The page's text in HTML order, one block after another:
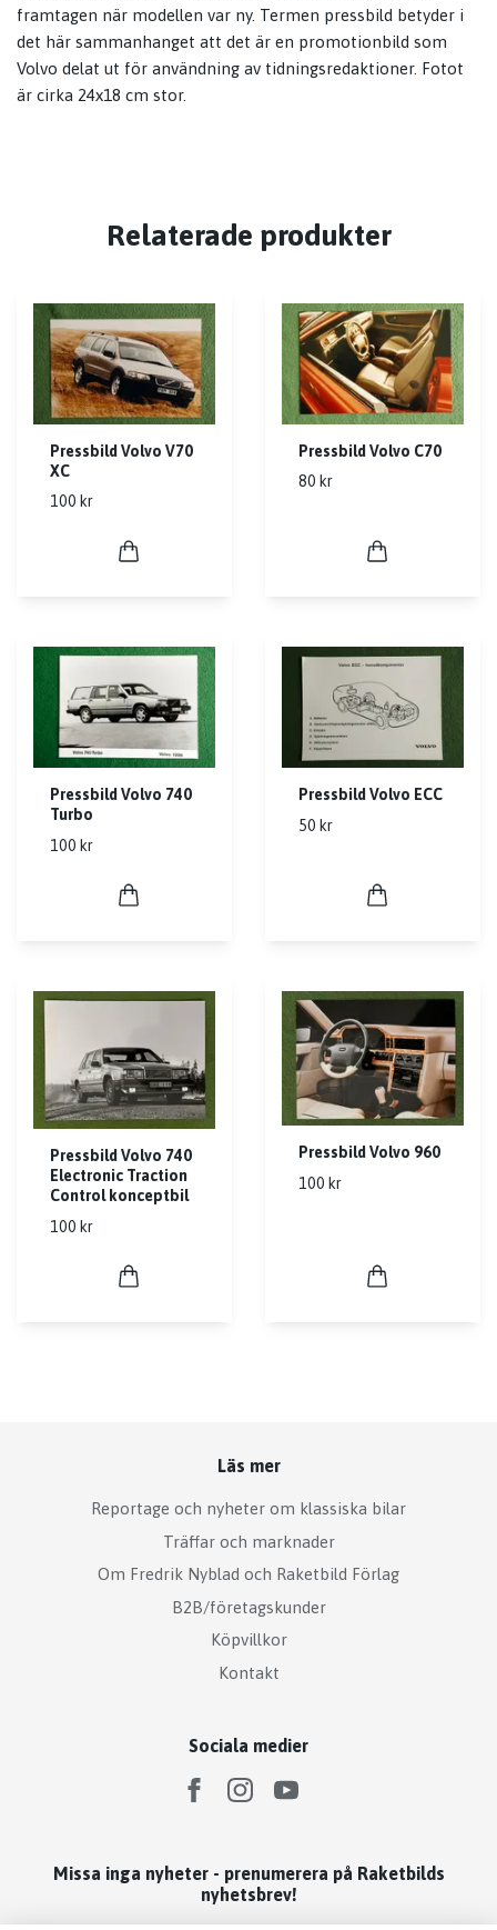
framtagen när modellen var ny. Termen pressbild betyder i
det här sammanhanget att det är en promotionbild som
Volvo delat ut för användning av tidningsredaktioner. Fotot
är cirka 24x18 cm stor.
Relaterade produkter
Pressbild Volvo V70
XC
100 kr
Pressbild Volvo C70
80 kr
Pressbild Volvo 740
Turbo
100 kr
Pressbild Volvo ECC
50 kr
Pressbild Volvo 740
Electronic Traction
Control konceptbil
100 kr
Pressbild Volvo 960
100 kr
Läs mer
Reportage och nyheter om klassiska bilar
Träffar och marknader
Om Fredrik Nyblad och Raketbild Förlag
B2B/företagskunder
Köpvillkor
Kontakt
Sociala medier
Missa inga nyheter - prenumerera på Raketbilds
nyhetsbrev!